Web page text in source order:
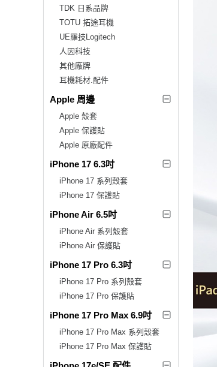
TDK 日系品牌
TOTU 拓途耳機
UE羅技Logitech
人因科技
其他廠牌
耳機耗材.配件
Apple 周邊
Apple 殼套
Apple 保護貼
Apple 原廠配件
iPhone 17 6.3吋
iPhone 17 系列殼套
iPhone 17 保護貼
iPhone Air 6.5吋
iPhone Air 系列殼套
iPhone Air 保護貼
iPhone 17 Pro 6.3吋
iPhone 17 Pro 系列殼套
iPhone 17 Pro 保護貼
iPhone 17 Pro Max 6.9吋
iPhone 17 Pro Max 系列殼套
iPhone 17 Pro Max 保護貼